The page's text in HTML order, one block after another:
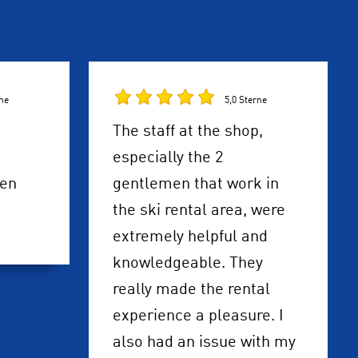
5,0 Sterne
The staff at the shop,
especially the 2
gentlemen that work in
the ski rental area, were
extremely helpful and
knowledgeable. They
really made the rental
experience a pleasure. I
also had an issue with my